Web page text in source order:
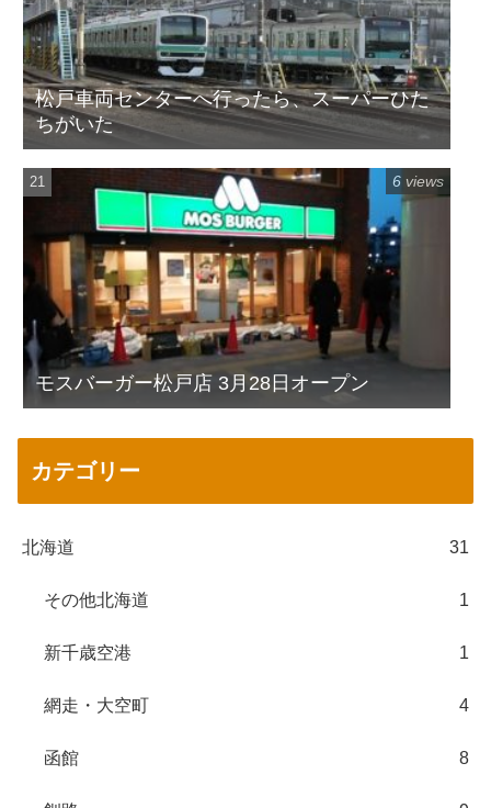
松戸車両センターへ行ったら、スーパーひた
ちがいた
モスバーガー松戸店 3月28日オープン
6 views
カテゴリー
北海道 31
その他北海道 1
新千歳空港 1
網走・大空町 4
函館 8